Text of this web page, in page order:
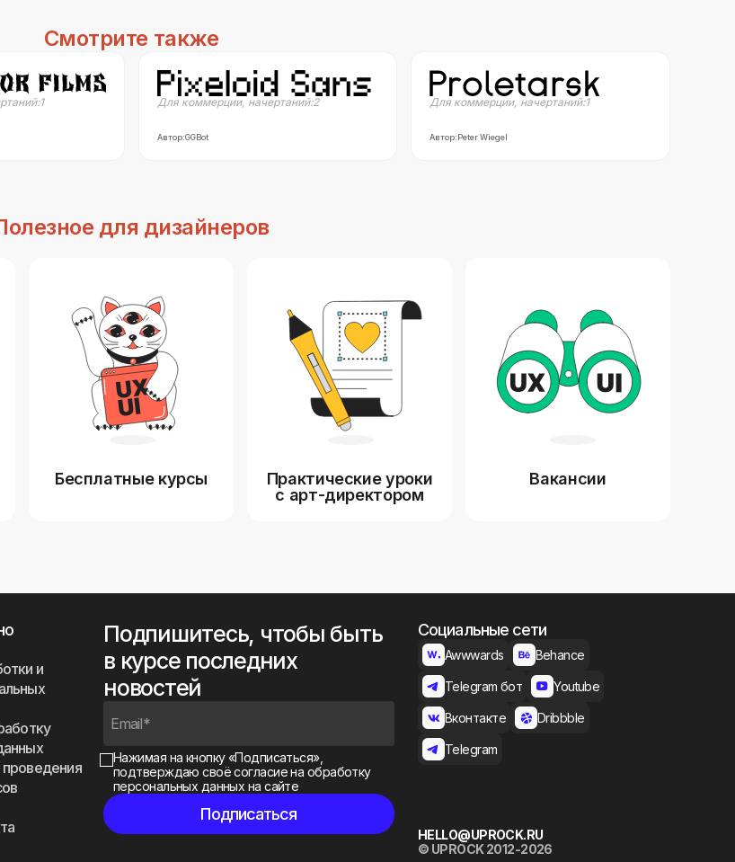
Смотрите также
1 Для коммерции, начертаний:2
Автор:GGBot
Для коммерции, начертаний:1
Автор:Peter Wiegel
для дизайнеров
Бесплатные курсы
Практические уроки
с арт-директором
Вакансии
и
Социальные сети
Awwwards Behance
Telegram бот Youtube
Вконтакте Dribbble
Telegram
HELLO@UPROCK.RU
© UPROCK 2012-2026
Подпишитесь, чтобы быть
в курсе последних
новостей
Нажимая на кнопку «Подписаться»,
подтверждаю своёсогласие на обработку
персональных данных на сайте